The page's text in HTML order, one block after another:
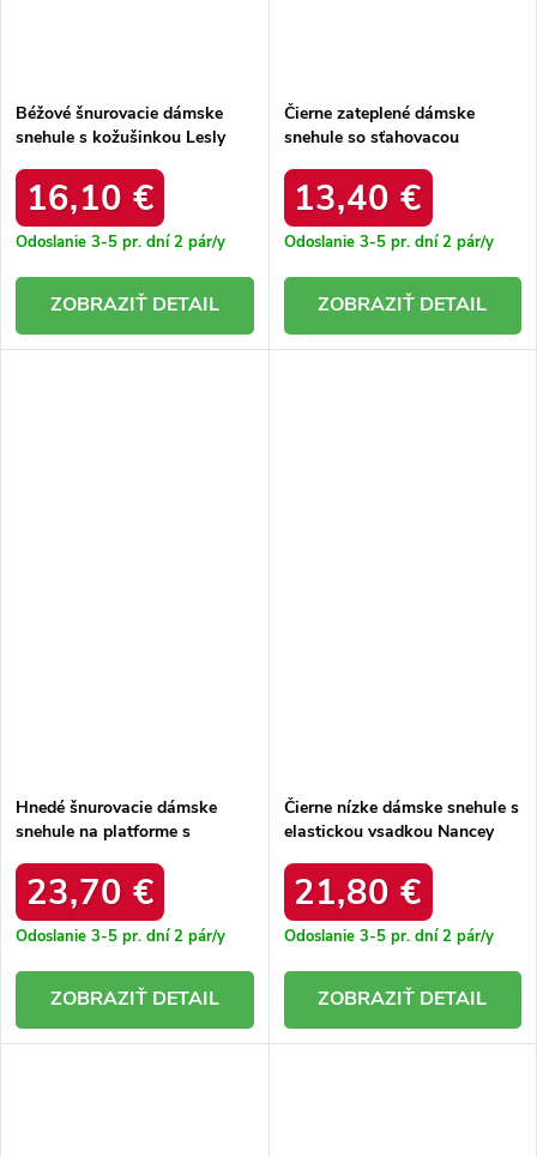
Béžové šnurovacie dámske
snehule s kožušinkou Lesly
16,10 €
Odoslanie 3-5 pr. dní2 pár/y
DETAIL
Čierne zateplené dámske
snehule so sťahovacou
13,40 €
Odoslanie 3-5 pr. dní2 pár/y
DETAIL
Hnedé šnurovacie dámske
snehule na platforme s
CAMEL
23,70 €
Odoslanie 3-5 pr. dní2 pár/y
DETAIL
Čierne nízke dámske snehule s
elastickou vsadkou Nancey
21,80 €
Odoslanie 3-5 pr. dní2 pár/y
DETAIL